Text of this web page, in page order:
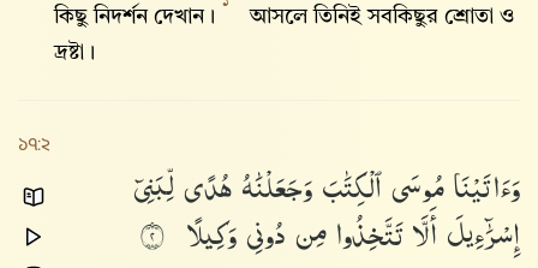
কিছু নিদর্শন দেখান।
আসলে তিনিই সবকিছুর শ্রোতা ও
দ্রষ্টা।
১৭:২
وَءَاتَيْنَامُوسَىٱلْكِتَٰبَوَجَعَلْنَٰهُهُدًىلِّبَنِىٓ
إِسْرَٰٓءِيلَأَلَّاتَتَّخِذُوا۟مِندُونِىوَكِيلًا ٢